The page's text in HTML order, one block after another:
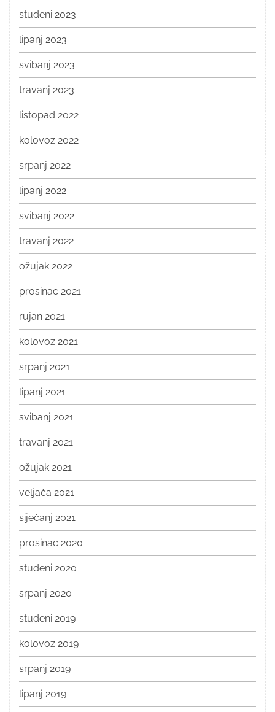
studeni 2023
lipanj 2023
svibanj 2023
travanj 2023
listopad 2022
kolovoz 2022
srpanj 2022
lipanj 2022
svibanj 2022
travanj 2022
ožujak 2022
prosinac 2021
rujan 2021
kolovoz 2021
srpanj 2021
lipanj 2021
svibanj 2021
travanj 2021
ožujak 2021
veljača 2021
siječanj 2021
prosinac 2020
studeni 2020
srpanj 2020
studeni 2019
kolovoz 2019
srpanj 2019
lipanj 2019